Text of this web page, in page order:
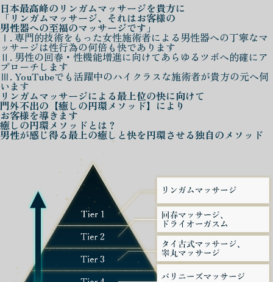
日本最高峰の リンガムマッサージを貴方に
「リンガムマッサージ、それはお客様の
男性器への至福のマッサージです」
Ⅰ. 専門的技術をもった女性施術者による男性器への丁寧なマ
ッサージは性行為の何倍も快であります
Ⅱ. 男性の回春・性機能増進に向けてあらゆるツボへ的確にア
プローチします
Ⅲ. YouTubeでも活躍中のハイクラスな施術者が貴方の元へ伺
います
リンガムマッサージによる最上位の快に向けて
門外不出の 【癒しの円環メソッド】 により
お客様を導きます
癒しの円環メソッド とは？
男性が感じ得る最上の癒しと快を円環させる独自のメソッド